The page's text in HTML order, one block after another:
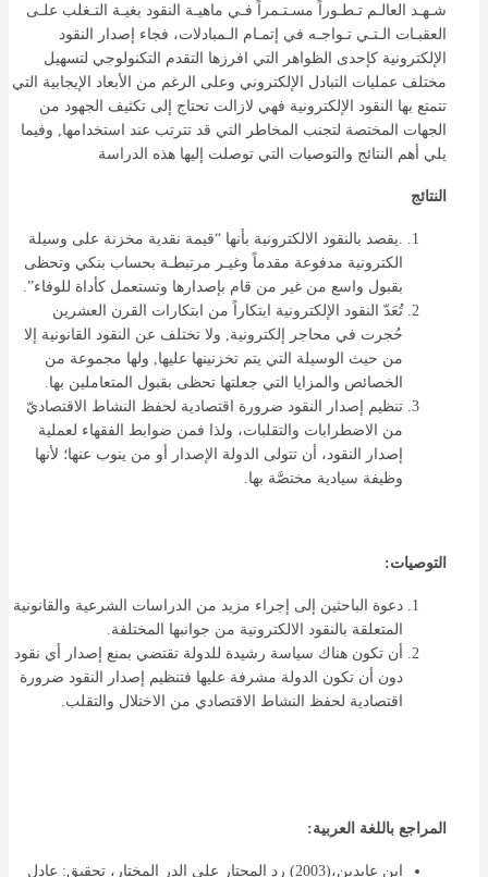
شـهـد العالـم تـطـوراً مسـتـمراً فـي ماهيـة النقود بغيـة التـغلب علـى
العقبـات الـتـي تـواجـه في إتمـام الـمبادلات، فجاء إصدار النقود
الإلكترونية كإحدى الظواهر التي افرزها التقدم التكنولوجي لتسهيل
مختلف عمليات التبادل الإلكتروني وعلى الرغم من الأبعاد الإيجابية التي
تتمتع بها النقود الإلكترونية فهي لازالت تحتاج إلى تكثيف الجهود من
الجهات المختصة لتجنب المخاطر التي قد تترتب عند استخدامها, وفيما
يلي أهم النتائج والتوصيات التي توصلت إليها هذه الدراسة
النتائج
.يقصد بالنقود الالكترونية بأنها “قيمة نقدية مخزنة على وسيلة
الكترونية مدفوعة مقدماً وغيـر مرتبطـة بحساب بنكي وتحظى
بقبول واسع من غير من قام بإصدارها وتستعمل كأداة للوفاء”.
تُعَدّ النقود الإلكترونية ابتكاراً من ابتكارات القرن العشرين
حُجرت في محاجر إلكترونية, ولا تختلف عن النقود القانونية إلا
من حيث الوسيلة التي يتم تخزنينها عليها, ولها مجموعة من
الخصائص والمزايا التي جعلتها تحظى بقبول المتعاملين بها.
تنظيم إصدار النقود ضرورة اقتصادية لحفظ النشاط الاقتصاديّ
من الاضطرابات والتقلبات، ولذا فمن ضوابط الفقهاء لعملية
إصدار النقود، أن تتولى الدولة الإصدار أو من ينوب عنها؛ لأنها
وظيفة سيادية مختصَّة بها.
التوصيات:
دعوة الباحثين إلى إجراء مزيد من الدراسات الشرعية والقانونية
المتعلقة بالنقود الالكترونية من جوانبها المختلفة.
أن تكون هناك سياسة رشيدة للدولة تقتضي بمنع إصدار أي نقود
دون أن تكون الدولة مشرفة عليها فتنظيم إصدار النقود ضرورة
اقتصادية لحفظ النشاط الاقتصادي من الاختلال والتقلب.
المراجع باللغة العربية:
ابن عابدين،(2003) رد المحتار على الدر المختار، تحقيق: عادل